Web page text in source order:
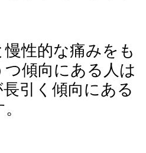
性的な痛みをも
傾向にある人は
引く傾向にある